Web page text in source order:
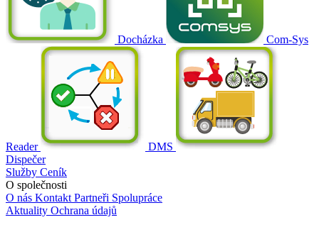
Docházka Com-Sys
Reader
DMS
Dispečer
Služby Ceník
O společnosti
O nás Kontakt Partneři Spolupráce
Aktuality Ochrana údajů